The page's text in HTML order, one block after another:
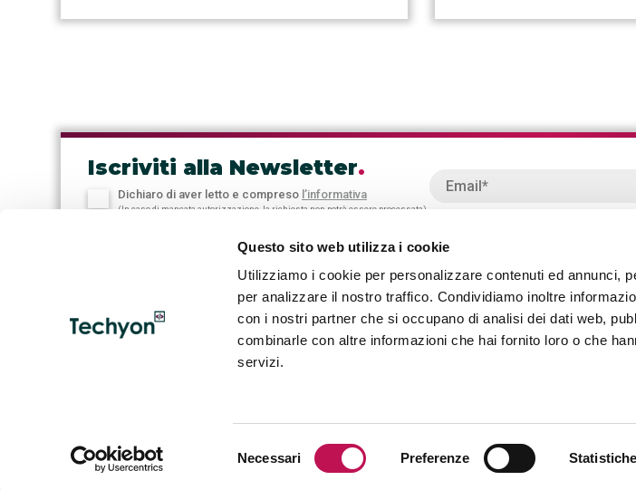
Questo sito web utilizza i cookie
Utilizziamo i cookie per personalizzare contenuti ed annunci,
per analizzare il nostro traffico. Condividiamo inoltre
con i nostri partner che si occupano di analisi dei dati web,
combinarle con altre informazioni che hai fornito loro o che
servizi.
Necessari Preferenze Statistiche
Iscriviti alla Newsletter.
Dichiaro di aver letto e compreso l’informativa
(In caso di mancata autorizzazione, la richiesta non potrà essere processata)
Note Legali & Privacy
HOME CANDIDATI AZIENDE